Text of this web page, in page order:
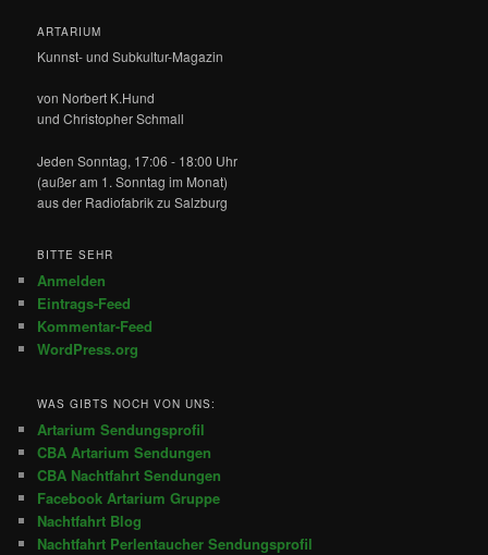
ARTARIUM
Kunnst- und Subkultur-Magazin
von Norbert K.Hund
und Christopher Schmall
Jeden Sonntag, 17:06 - 18:00 Uhr
(außer am 1. Sonntag im Monat)
aus der Radiofabrik zu Salzburg
BITTE SEHR
Anmelden
Eintrags-Feed
Kommentar-Feed
WordPress.org
WAS GIBTS NOCH VON UNS:
Artarium Sendungsprofil
CBA Artarium Sendungen
CBA Nachtfahrt Sendungen
Facebook Artarium Gruppe
Nachtfahrt Blog
Nachtfahrt Perlentaucher Sendungsprofil